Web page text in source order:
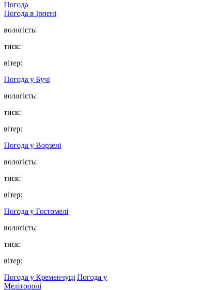
Погода
Погода в Ірпені
вологість:
тиск:
вітер:
Погода у Бучі
вологість:
тиск:
вітер:
Погода у Ворзелі
вологість:
тиск:
вітер:
Погода у Гостомелі
вологість:
тиск:
вітер:
Погода у Кременчуці Погода у
Мелітополі